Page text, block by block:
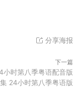
分享海报
下一篇
小时第八季粤语配音版
24小时第八季粤语版